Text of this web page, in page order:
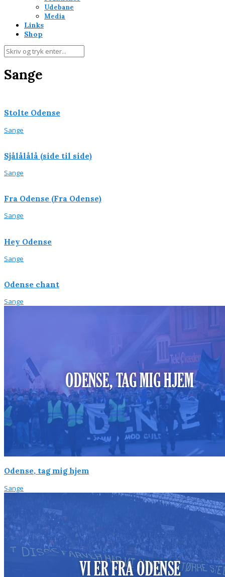
Udebane
Media
Links
Shop
Sange
Stolte Odense
Sange
Sjålålålå (side til side)
Sange
Fra Odense (Fra Odense)
Sange
Hey Odense
Sange
Odense chant
Sange
Odense, tag mig hjem
Sange